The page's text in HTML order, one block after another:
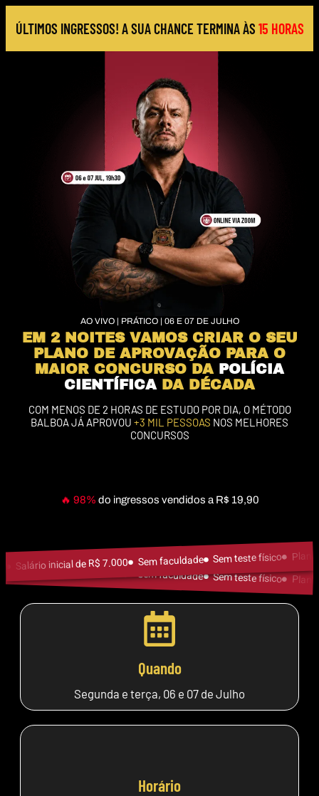
ÚLTIMOS INGRESSOS! A SUA CHANCE TERMINA ÀS 15 HORAS
AO VIVO | PRÁTICO | 06 E 07 DE JULHO
EM 2 NOITES VAMOS CRIAR O SEU
PLANO DE APROVAÇÃO PARA O
MAIOR CONCURSO DA POLÍCIA
CIENTÍFICA DA DÉCADA
COM MENOS DE 2 HORAS DE ESTUDO POR DIA, O MÉTODO
BALBOA JÁ APROVOU +3 MIL PESSOAS NOS MELHORES
CONCURSOS
🔥 98% do ingressos vendidos a R$ 19,90
Salário inicial de R$ 7.000 Sem faculdade Sem teste físico
Salário inicial de R$ 7.000 Sem faculdade Sem teste físico
Quando
Segunda e terça, 06 e 07 de Julho
Horário